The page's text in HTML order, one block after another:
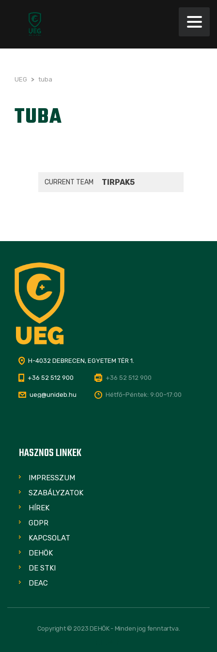
UEG > tuba
TUBA
CURRENT TEAM TIRPAK5
H-4032 DEBRECEN, EGYETEM TÉR 1.
+36 52 512 900 +36 52 512 900
ueg@unideb.hu Hétfő–Péntek: 9:00–17:00
HASZNOS LINKEK
IMPRESSZUM
SZABÁLYZATOK
HÍREK
GDPR
KAPCSOLAT
DEHÖK
DE STKI
DEAC
Copyright © 2023 DEHÖK - Minden jog fenntartva.